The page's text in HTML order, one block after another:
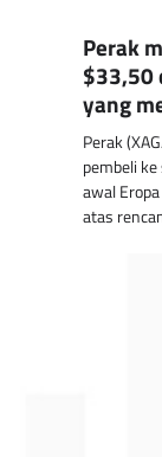
Perak
$33,50
yang
Perak
pembeli
awal
atas